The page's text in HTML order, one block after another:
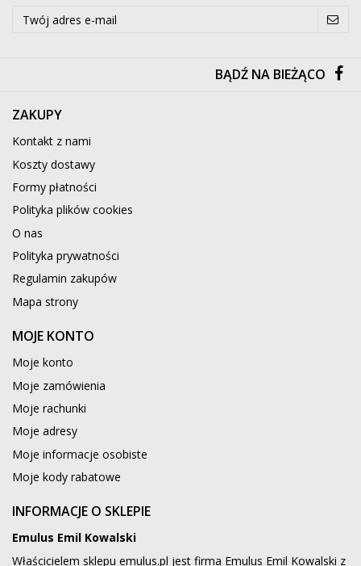
BĄDŹ NA BIEŻĄCO
ZAKUPY
Kontakt z nami
Koszty dostawy
Formy płatności
Polityka plików cookies
O nas
Polityka prywatności
Regulamin zakupów
Mapa strony
MOJE KONTO
Moje konto
Moje zamówienia
Moje rachunki
Moje adresy
Moje informacje osobiste
Moje kody rabatowe
INFORMACJE O SKLEPIE
Emulus Emil Kowalski
Właścicielem sklepu emulus.pl jest firma Emulus Emil Kowalski z